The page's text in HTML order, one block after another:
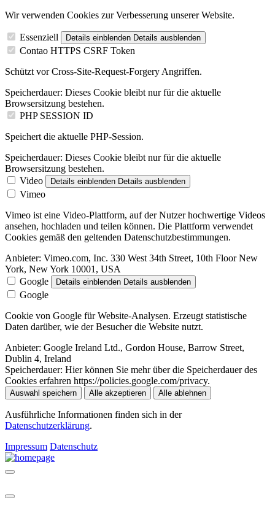
Wir verwenden Cookies zur Verbesserung unserer Website.
Essenziell Details einblenden Details ausblenden
Contao HTTPS CSRF Token
Schützt vor Cross-Site-Request-Forgery Angriffen.
Speicherdauer: Dieses Cookie bleibt nur für die aktuelle
Browsersitzung bestehen.
PHP SESSION ID
Speichert die aktuelle PHP-Session.
Speicherdauer: Dieses Cookie bleibt nur für die aktuelle
Browsersitzung bestehen.
Video
Details einblenden Details ausblenden
Vimeo
Vimeo ist eine Video-Plattform, auf der Nutzer hochwertige Videos
ansehen, hochladen und teilen können. Die Plattform verwendet
Cookies gemäß den geltenden Datenschutzbestimmungen.
Anbieter: Vimeo.com, Inc. 330 West 34th Street, 10th Floor New
York, New York 10001, USA
Google
Details einblenden Details ausblenden
Google
Cookie von Google für Website-Analysen. Erzeugt statistische
Daten darüber, wie der Besucher die Website nutzt.
Anbieter: Google Ireland Ltd., Gordon House, Barrow Street,
Dublin 4, Ireland
Speicherdauer: Hier können Sie mehr über die Speicherdauer des
Cookies erfahren https://policies.google.com/privacy.
Auswahl speichern Alle akzeptieren Alle ablehnen
Ausführliche Informationen finden sich in der
Datenschutzerklärung.
Impressum Datenschutz